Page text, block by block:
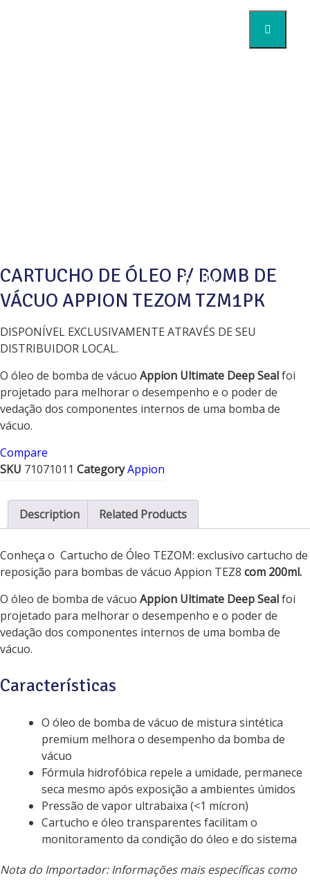
SPIN
Contato
CARTUCHO DE ÓLEO P/ BOMB DE
VÁCUO APPION TEZOM TZM1PK
DISPONÍVEL EXCLUSIVAMENTE ATRAVÉS DE SEU
DISTRIBUIDOR LOCAL.
O óleo de bomba de vácuo Appion Ultimate Deep Sealfoi
projetado para melhorar o desempenho e o poder de
vedação dos componentes internos de uma bomba de
vácuo.
Compare
SKU 71071011 CategoryAppion
Description Related Products
Conheça o Cartucho de Óleo TEZOM: exclusivo cartucho de
reposição para bombas de vácuo Appion TEZ8 com 200ml.
O óleo de bomba de vácuo Appion Ultimate Deep Sealfoi
projetado para melhorar o desempenho e o poder de
vedação dos componentes internos de uma bomba de
vácuo.
Características
O óleo de bomba de vácuo de mistura sintética
premium melhora o desempenho da bomba de
vácuo
Fórmula hidrofóbica repele a umidade, permanece
seca mesmo após exposição a ambientes úmidos
Pressão de vapor ultrabaixa (<1 mícron)
Cartucho e óleo transparentes facilitam o
monitoramento da condição do óleo e do sistema
Nota do Importador: Informações mais específicas como